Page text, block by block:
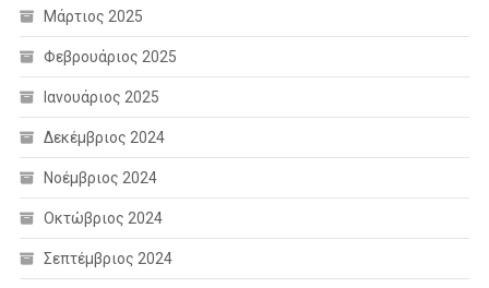
Μάρτιος 2025
Φεβρουάριος 2025
Ιανουάριος 2025
Δεκέμβριος 2024
Νοέμβριος 2024
Οκτώβριος 2024
Σεπτέμβριος 2024